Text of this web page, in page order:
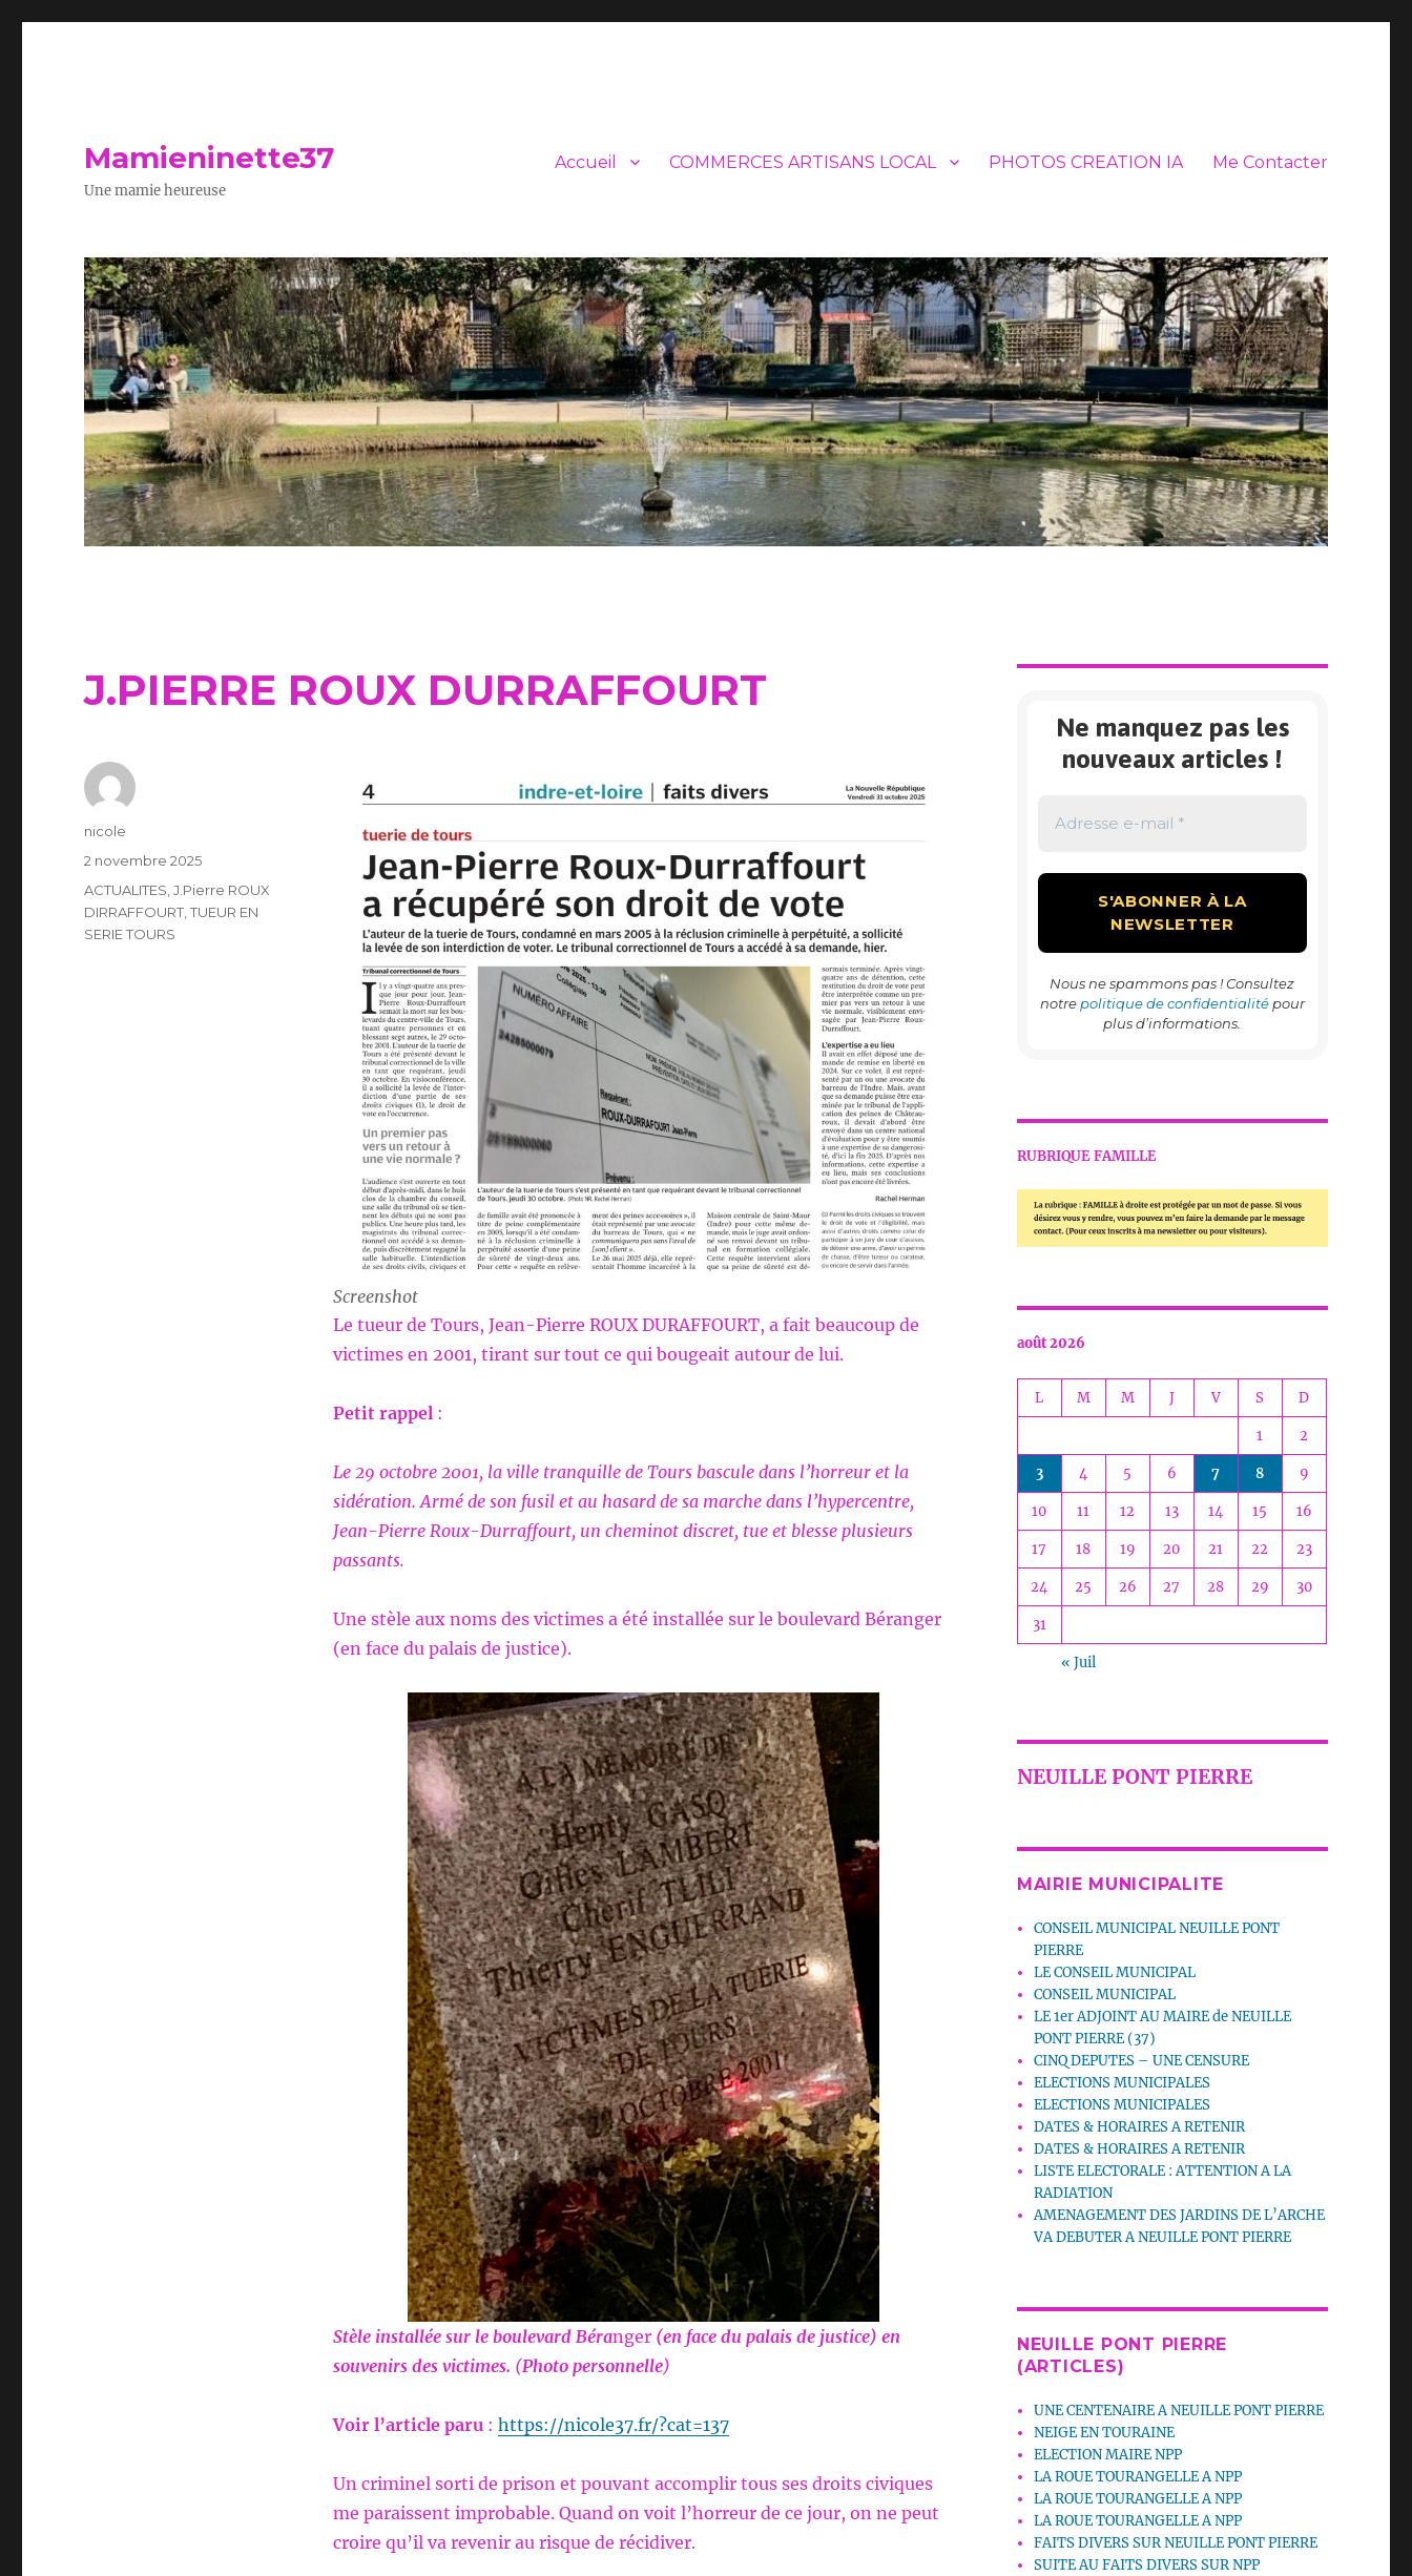
Mamieninette37
Une mamie heureuse
Accueil COMMERCES ARTISANS LOCAL PHOTOS CREATION IA Me Contacter
J.PIERRE ROUX DURRAFFOURT
Screenshot
Le tueur de Tours, Jean-Pierre ROUX DURAFFOURT, a fait beaucoup de
victimes en 2001, tirant sur tout ce qui bougeait autour de lui.
Petit rappel :
Le 29 octobre 2001, la ville tranquille de Tours bascule dans l’horreur et la
sidération. Armé de son fusil et au hasard de sa marche dans l’hypercentre,
Jean-Pierre Roux-Durraffourt, un cheminot discret, tue et blesse plusieurs
passants.
Une stèle aux noms des victimes a été installée sur le boulevard Béranger
(en face du palais de justice).
Stèle installée sur le boulevard Béranger (en face du palais de justice) en
souvenirs des victimes. (Photo personnelle)
Voir l’article paru : https://nicole37.fr/?cat=137
Un criminel sorti de prison et pouvant accomplir tous ses droits civiques
me paraissent improbable. Quand on voit l’horreur de ce jour, on ne peut
croire qu’il va revenir au risque de récidiver.
Auteur
nicole
Publié
2 novembre 2025
Catégories
ACTUALITES ,J.Pierre ROUX
DIRRAFFOURT ,TUEUR EN
SERIE TOURS
Ne manquez pas les
nouveaux articles !
Nous ne spammons pas ! Consultez
notre politique de confidentialitépour
plus d’informations.
RUBRIQUE FAMILLE
août 2026
L M M J V S D
1 2
3 4 5 6 7 8 9
10 11 12 13 14 15 16
17 18 19 20 21 22 23
24 25 26 27 28 29 30
31
« Juil
NEUILLE PONT PIERRE
MAIRIE MUNICIPALITE
CONSEIL MUNICIPAL NEUILLE PONT
PIERRE
LE CONSEIL MUNICIPAL
CONSEIL MUNICIPAL
LE 1er ADJOINT AU MAIRE de NEUILLE
PONT PIERRE (37)
CINQ DEPUTES – UNE CENSURE
ELECTIONS MUNICIPALES
ELECTIONS MUNICIPALES
DATES & HORAIRES A RETENIR
DATES & HORAIRES A RETENIR
LISTE ELECTORALE : ATTENTION A LA
RADIATION
AMENAGEMENT DES JARDINS DE L’ARCHE
VA DEBUTER A NEUILLE PONT PIERRE
NEUILLE PONT PIERRE
(ARTICLES)
UNE CENTENAIRE A NEUILLE PONT PIERRE
NEIGE EN TOURAINE
ELECTION MAIRE NPP
LA ROUE TOURANGELLE A NPP
LA ROUE TOURANGELLE A NPP
LA ROUE TOURANGELLE A NPP
FAITS DIVERS SUR NEUILLE PONT PIERRE
SUITE AU FAITS DIVERS SUR NPP